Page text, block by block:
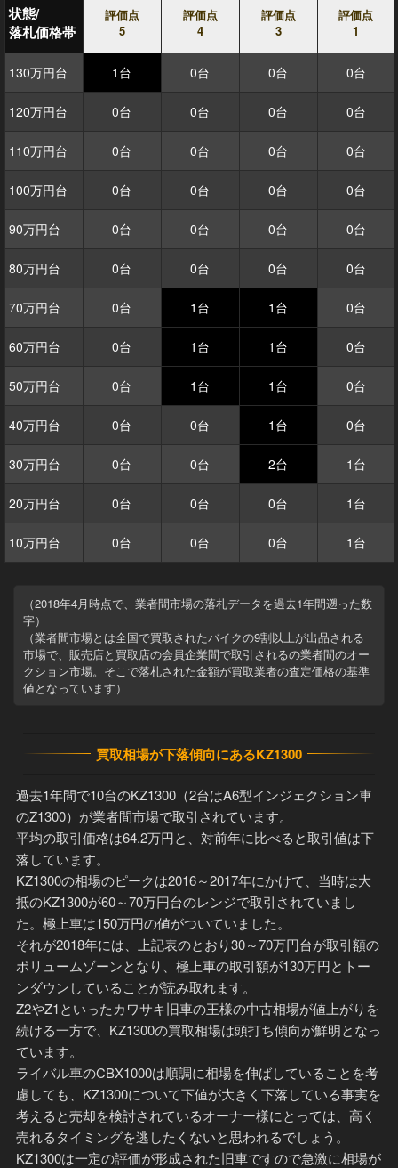
状態/
落札価格帯
評価点
5
評価点
4
評価点
3
評価点
1
130万円台 1台 0台 0台 0台
120万円台 0台 0台 0台 0台
110万円台 0台 0台 0台 0台
100万円台 0台 0台 0台 0台
90万円台 0台 0台 0台 0台
80万円台 0台 0台 0台 0台
70万円台 0台 1台 1台 0台
60万円台 0台 1台 1台 0台
50万円台 0台 1台 1台 0台
40万円台 0台 0台 1台 0台
30万円台 0台 0台 2台 1台
20万円台 0台 0台 0台 1台
10万円台 0台 0台 0台 1台
（2018年4月時点で、業者間市場の落札データを過去1年間遡った数
字）
（業者間市場とは全国で買取されたバイクの9割以上が出品される
市場で、販売店と買取店の会員企業間で取引されるの業者間のオー
クション市場。そこで落札された金額が買取業者の査定価格の基準
値となっています）
買取相場が下落傾向にあるKZ1300
過去1年間で10台のKZ1300（2台はA6型インジェクション車
のZ1300）が業者間市場で取引されています。
平均の取引価格は64.2万円と、対前年に比べると取引値は下
落しています。
KZ1300の相場のピークは2016～2017年にかけて、当時は大
抵のKZ1300が60～70万円台のレンジで取引されていまし
た。極上車は150万円の値がついていました。
それが2018年には、上記表のとおり30～70万円台が取引額の
ボリュームゾーンとなり、極上車の取引額が130万円とトー
ンダウンしていることが読み取れます。
Z2やZ1といったカワサキ旧車の王様の中古相場が値上がりを
続ける一方で、KZ1300の買取相場は頭打ち傾向が鮮明となっ
ています。
ライバル車のCBX1000は順調に相場を伸ばしていることを考
慮しても、KZ1300について下値が大きく下落している事実を
考えると売却を検討されているオーナー様にとっては、高く
売れるタイミングを逃したくないと思われるでしょう。
KZ1300は一定の評価が形成された旧車ですので急激に相場が